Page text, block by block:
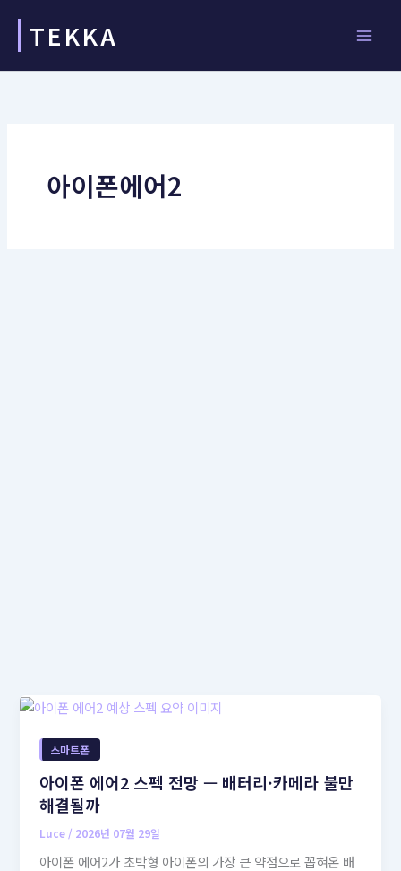
로
TEKKA
아이폰에어2
스마트폰
아이폰 에어2 스펙 전망 — 배터리·카메라 불만
해결될까
Luce/ 2026년 07월 29일
아이폰 에어2가 초박형 아이폰의 가장 큰 약점으로 꼽혀온 배